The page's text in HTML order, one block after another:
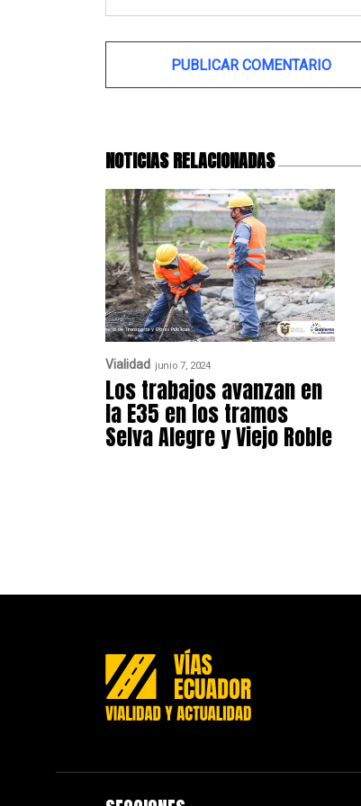
NOTICIAS RELACIONADAS
Vialidad junio 7, 2024
Los trabajos avanzan en
la E35 en los tramos
Selva Alegre y Viejo Roble